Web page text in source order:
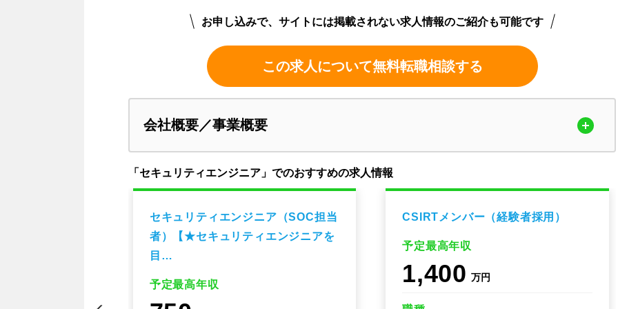
お申し込みで、サイトには掲載されない求人情報のご紹介も可能です
この求人について無料転職相談する
会社概要／事業概要
「セキュリティエンジニア」でのおすすめの求人情報
セキュリティエンジニア（SOC担当
者）【★セキュリティエンジニアを
目…
予定最高年収
CSIRTメンバー（経験者採用）
予定最高年収
1,400 万円